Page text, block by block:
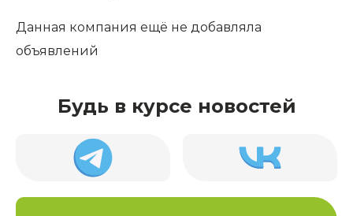
Данная компания ещё не добавляла
объявлений
Будь в курсе новостей